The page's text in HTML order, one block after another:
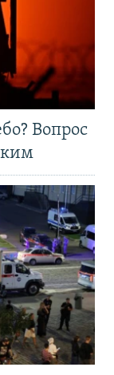
Вопрос